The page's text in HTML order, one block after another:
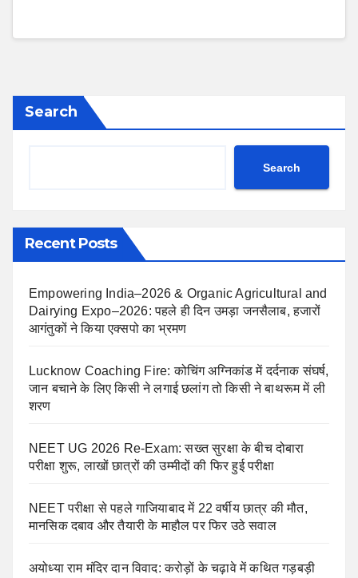
Search
Search
Recent Posts
Empowering India–2026 & Organic Agricultural and
Dairying Expo–2026: पहले ही दिन उमड़ा जनसैलाब, हजारों
आगंतुकों ने किया एक्सपो का भ्रमण
Lucknow Coaching Fire: कोचिंग अग्निकांड में दर्दनाक संघर्ष,
जान बचाने के लिए किसी ने लगाई छलांग तो किसी ने बाथरूम में ली
शरण
NEET UG 2026 Re-Exam: सख्त सुरक्षा के बीच दोबारा
परीक्षा शुरू, लाखों छात्रों की उम्मीदों की फिर हुई परीक्षा
NEET परीक्षा से पहले गाजियाबाद में 22 वर्षीय छात्र की मौत,
मानसिक दबाव और तैयारी के माहौल पर फिर उठे सवाल
अयोध्या राम मंदिर दान विवाद: करोड़ों के चढ़ावे में कथित गड़बड़ी